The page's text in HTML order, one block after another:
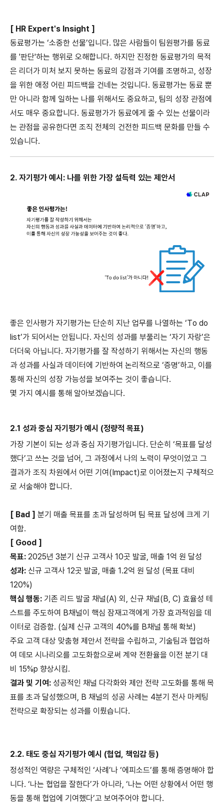
[ HR Expert's Insight ]
동료평가는 ‘소중한 선물’입니다. 많은 사람들이 팀원평가를 동료
를 '판단'하는 행위로 오해합니다. 하지만 진정한 동료평가의 목적
은 리더가 미처 보지 못하는 동료의 강점과 기여를 조명하고, 성장
을 위한 애정 어린 피드백을 건네는 것입니다. 동료평가는 동료 뿐
만 아니라 함께 일하는 나를 위해서도 중요하고, 팀의 성장 관점에
서도 매우 중요합니다. 동료평가가 동료에게 줄 수 있는 선물이라
는 관점을 공유한다면 조직 전체의 건전한 피드백 문화를 만들 수
있습니다.
2. 자기평가 예시: 나를 위한 가장 설득력 있는 제안서
좋은 인사평가 자기평가는 단순히 지난 업무를 나열하는 ‘To do
list’가 되어서는 안됩니다. 자신의 성과를 부풀리는 ‘자기 자랑’은
더더욱 아닙니다. 자기평가를 잘 작성하기 위해서는 자신의 행동
과 성과를 사실과 데이터에 기반하여 논리적으로 ‘증명’하고, 이를
통해 자신의 성장 가능성을 보여주는 것이 좋습니다.
몇 가지 예시를 통해 알아보겠습니다.
2.1 성과 중심 자기평가 예시 (정량적 목표)
가장 기본이 되는 성과 중심 자기평가입니다. 단순히 ‘목표를 달성
했다’고 쓰는 것을 넘어, 그 과정에서 나의 노력이 무엇이었고 그
결과가 조직 차원에서 어떤 기여(Impact)로 이어졌는지 구체적으
로 서술해야 합니다.
[ Bad ] 분기 매출 목표를 초과 달성하며 팀 목표 달성에 크게 기
여함.
[ Good ]
목표: 2025년 3분기 신규 고객사 10곳 발굴, 매출 1억 원 달성
성과: 신규 고객사 12곳 발굴, 매출 1.2억 원 달성 (목표 대비
120%)
핵심 행동: 기존 리드 발굴 채널(A) 외, 신규 채널(B, C) 효율성 테
스트를 주도하여 B채널이 핵심 잠재고객에게 가장 효과적임을 데
이터로 검증함. (실제 신규 고객의 40%를 B채널 통해 확보)
주요 고객 대상 맞춤형 제안서 전략을 수립하고, 기술팀과 협업하
여 데모 시나리오를 고도화함으로써 계약 전환율을 이전 분기 대
비 15%p 향상시킴.
결과 및 기여: 성공적인 채널 다각화와 제안 전략 고도화를 통해 목
표를 초과 달성했으며, B 채널의 성공 사례는 4분기 전사 마케팅
전략으로 확장되는 성과를 이뤘습니다.
2.2. 태도 중심 자기평가 예시 (협업, 책임감 등)
정성적인 역량은 구체적인 ‘사례’나 ‘에피소드’를 통해 증명해야 합
니다. ‘나는 협업을 잘한다’가 아니라, ‘나는 어떤 상황에서 어떤 행
동을 통해 협업에 기여했다’고 보여주어야 합니다.